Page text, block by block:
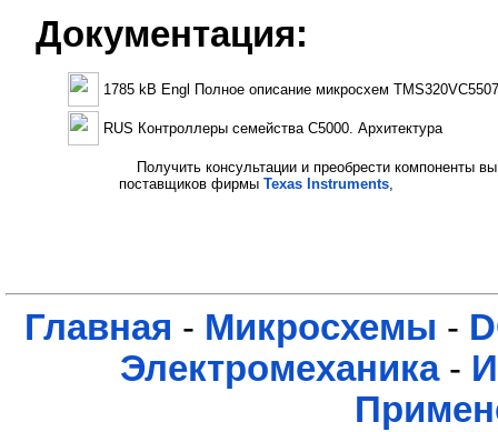
Документация:
1785 kB Engl Полное описание микросхем TMS320VC5507
RUS Контроллеры семейства C5000. Архитектура
Получить консультации и преобрести компоненты
поставщиков фирмы Texas Instruments
Главная - Микросхемы -
Электромеханика-